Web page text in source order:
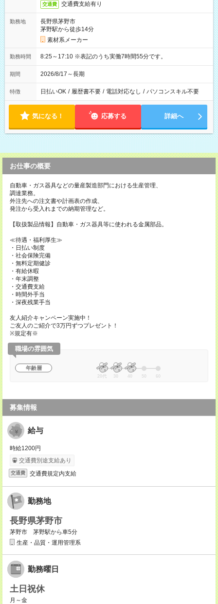
交通費 交通費支給有り
勤務地
長野県茅野市
茅野駅から徒歩14分
素材系メーカー
勤務時間 8:25～17:10 ※表記のうち実働7時間55分です。
期間 2026/8/17～長期
特徴 日払いOK / 履歴書不要 / 電話対応なし / パソコンスキル不要
気になる！ 応募する 詳細へ
お仕事の概要
自動車・ガス器具などの量産製造部門における生産管理、
調達業務。
外注先への注文書や計画表の作成、
発注から受入れまでの納期管理など。
【取扱製品情報】自動車・ガス器具等に使われる金属部品。
≪待遇・福利厚生≫
・日払い制度
・社会保険完備
・無料定期健診
・有給休暇
・年末調整
・交通費支給
・時間外手当
・深夜残業手当
友人紹介キャンペーン実施中！
ご友人のご紹介で3万円ずつプレゼント！
※規定有※
職場の雰囲気
年齢層
20代 30 40 50 60
募集情報
給与
時給1200円
交通費別途支給あり
交通費 交通費規定内支給
勤務地
長野県茅野市
茅野市 茅野駅から車5分
生産・品質・運用管理系
勤務曜日
土日祝休
月～金